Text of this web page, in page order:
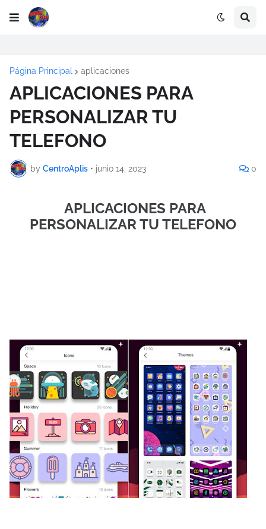
Página Principal aplicaciones
APLICACIONES PARA
PERSONALIZAR TU
TELEFONO
by CentroAplis • junio 14, 2023 0
APLICACIONES PARA
PERSONALIZAR TU TELEFONO